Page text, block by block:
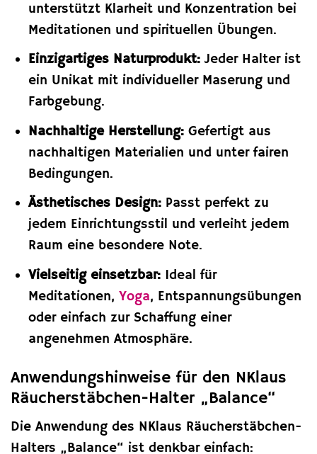
unterstützt Klarheit und Konzentration bei
Meditationen und spirituellen Übungen.
Einzigartiges Naturprodukt:Jeder Halter ist
ein Unikat mit individueller Maserung und
Farbgebung.
Nachhaltige Herstellung:Gefertigt aus
nachhaltigen Materialien und unter fairen
Bedingungen.
Ästhetisches Design:Passt perfekt zu
jedem Einrichtungsstil und verleiht jedem
Raum eine besondere Note.
Vielseitig einsetzbar:Ideal für
Meditationen, Yoga, Entspannungsübungen
oder einfach zur Schaffung einer
angenehmen Atmosphäre.
Anwendungshinweise für den NKlaus
Räucherstäbchen-Halter „Balance“
Die Anwendung des NKlaus Räucherstäbchen-
Halters „Balance“ ist denkbar einfach: